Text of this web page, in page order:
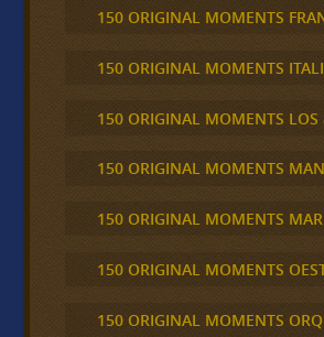
150 ORIGINAL MOMENTS
150 ORIGINAL MOMENTS
150 ORIGINAL MOMENTS LOS
150 ORIGINAL MOMENTS
150 ORIGINAL MOMENTS
150 ORIGINAL MOMENTS
150 ORIGINAL MOMENTS